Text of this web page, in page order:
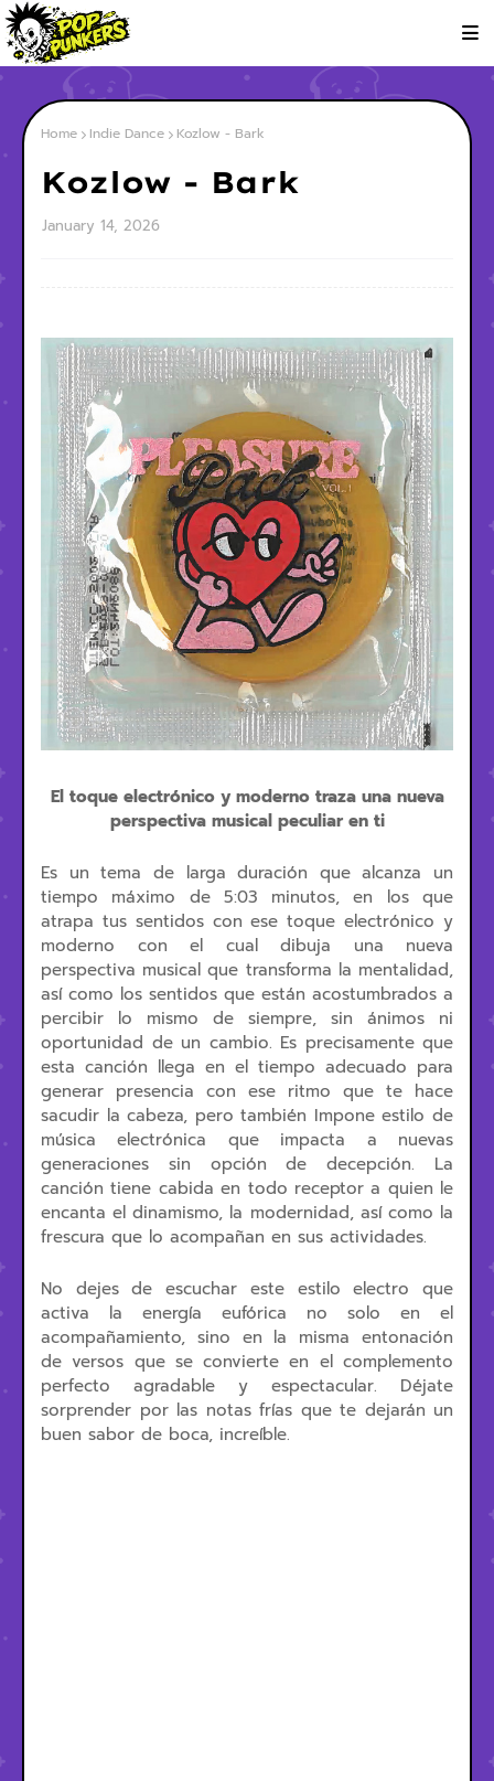
Home Indie Dance Kozlow - Bark
Kozlow - Bark
January 14, 2026
El toque electrónico y moderno traza una nueva
perspectiva musical peculiar en ti
Es un tema de larga duración que alcanza un
tiempo máximo de 5:03 minutos, en los que
atrapa tus sentidos con ese toque electrónico y
moderno con el cual dibuja una nueva
perspectiva musical que transforma la mentalidad,
así como los sentidos que están acostumbrados a
percibir lo mismo de siempre, sin ánimos ni
oportunidad de un cambio. Es precisamente que
esta canción llega en el tiempo adecuado para
generar presencia con ese ritmo que te hace
sacudir la cabeza, pero también Impone estilo de
música electrónica que impacta a nuevas
generaciones sin opción de decepción. La
canción tiene cabida en todo receptor a quien le
encanta el dinamismo, la modernidad, así como la
frescura que lo acompañan en sus actividades.
No dejes de escuchar este estilo electro que
activa la energía eufórica no solo en el
acompañamiento, sino en la misma entonación
de versos que se convierte en el complemento
perfecto agradable y espectacular. Déjate
sorprender por las notas frías que te dejarán un
buen sabor de boca, increíble.